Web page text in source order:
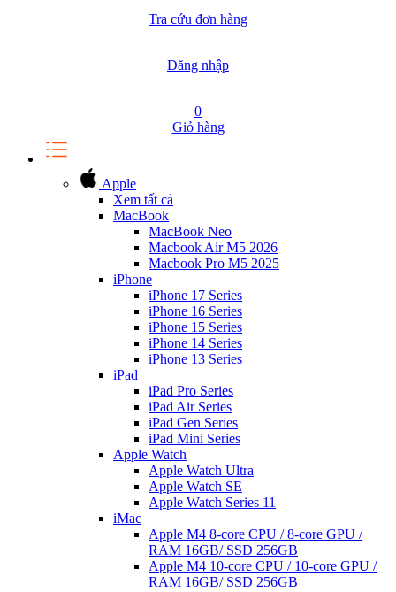
Tra cứu đơn hàng
Đăng nhập
0
Giỏ hàng
Apple
Xem tất cả
MacBook
MacBook Neo
Macbook Air M5 2026
Macbook Pro M5 2025
iPhone
iPhone 17 Series
iPhone 16 Series
iPhone 15 Series
iPhone 14 Series
iPhone 13 Series
iPad
iPad Pro Series
iPad Air Series
iPad Gen Series
iPad Mini Series
Apple Watch
Apple Watch Ultra
Apple Watch SE
Apple Watch Series 11
iMac
Apple M4 8-core CPU / 8-core GPU /
RAM 16GB/ SSD 256GB
Apple M4 10-core CPU / 10-core GPU /
RAM 16GB/ SSD 256GB